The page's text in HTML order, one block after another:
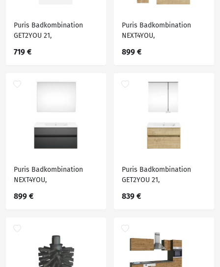
Puris Badkombination
GET2YOU 21,
719 €
Puris Badkombination
NEXT4YOU,
899 €
Puris Badkombination
NEXT4YOU,
899 €
Puris Badkombination
GET2YOU 21,
839 €